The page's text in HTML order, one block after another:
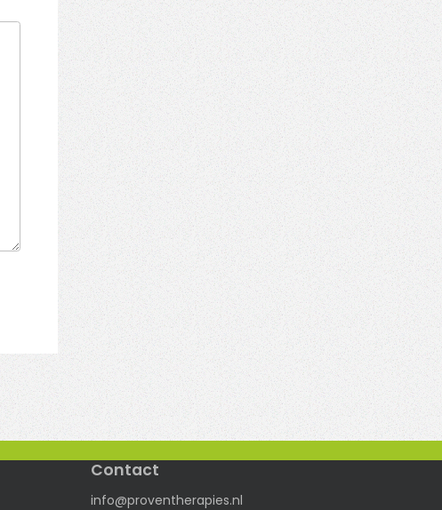
Contact
info@proventherapies.nl